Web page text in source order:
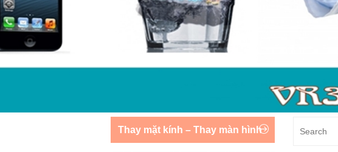
Thay mặt kính – Thay màn hình